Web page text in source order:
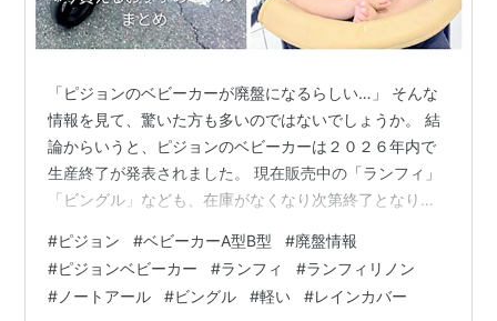
「ピジョンのベビーカーが廃盤になるらしい…」 そんな
情報を見て、驚いた方も多いのではないでしょうか。 結
論からいうと、ピジョンのベビーカーは２０２６年内で
生産終了が発表されました。 現在販売中の「ランフィ」
「ビングル」なども、在庫がなくなり次第終了となりま
購入がおすすめです。 私自身、ベビーカー選びではかな
り悩んだので、愛用している方や購入を検討している方
にとっては気になるニュースだと思いました。 気になっ
#ピジョン #ベビーカーA型B型 #廃盤情報
#ピジョンベビーカー #ランフィ #ランフィリノン
# ノートアール #ビングル #軽い #レインカバー